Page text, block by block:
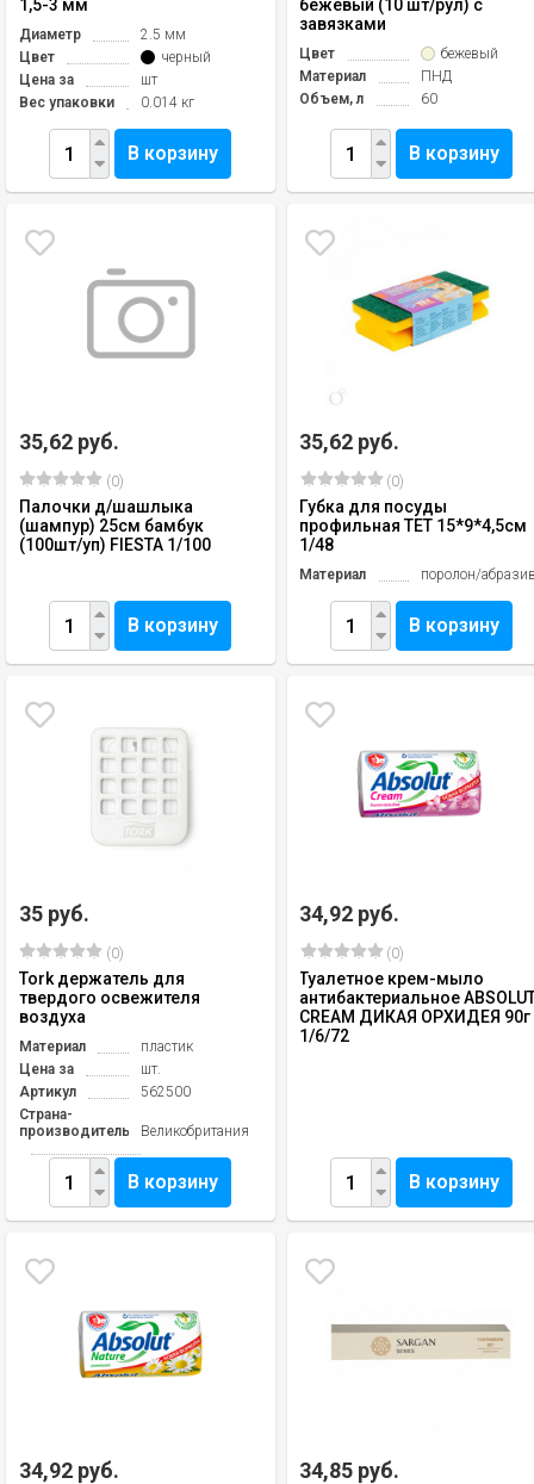
1,5-3 мм
Диаметр
2.5 мм
Цвет
черный
Цена за
шт
Вес упаковки
0.014 кг
В корзину
бежевый (10 шт/рул) с
завязками
Цвет
бежевый
Материал
ПНД
Объем, л
60
В корзину
35,62 руб.
(0)
Палочки д/шашлыка
(шампур) 25см бамбук
(100шт/уп) FIESTA 1/100
В корзину
35,62 руб.
(0)
Губка для посуды
профильная ТЕТ 15*9*4,5см
1/48
Материал поролон/
В корзину
35 руб.
(0)
Tork держатель для
твердого освежителя
воздуха
Материал
пластик
Цена за
шт.
Артикул
562500
Страна-
производитель
Великобритания
В корзину
34,92 руб.
(0)
Туалетное крем-мыло
антибактериальное
CREAM ДИКАЯ ОРХИДЕЯ 90г
1/6/72
В корзину
34,92 руб. 34,85 руб.